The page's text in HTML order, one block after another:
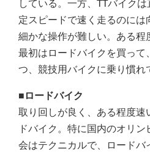
している。一方、TTバイク
定スピードで速く走るのには
細かな操作が難しい。ある程
最初はロードバイクを買って
つ、競技用バイクに乗り慣れ
■ロードバイク
取り回しが良く、ある程度速
ドバイク。特に国内のオリ
会はテクニカルで、ロードバ